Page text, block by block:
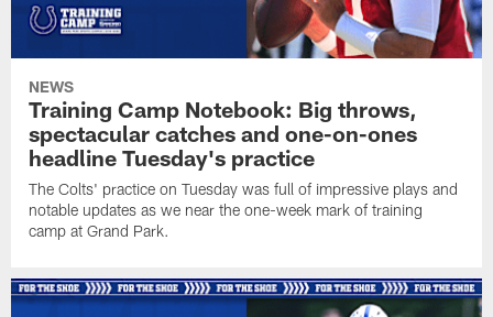
NEWS
Training Camp Notebook: Big throws,
spectacular catches and one-on-ones
headline Tuesday's practice
The Colts' practice on Tuesday was full of impressive plays and
notable updates as we near the one-week mark of training
camp at Grand Park.